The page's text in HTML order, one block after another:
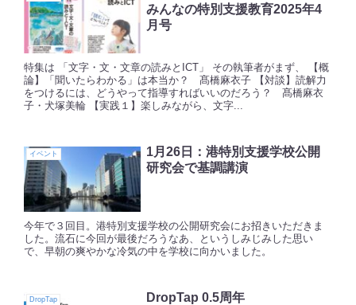
みんなの特別支援教育2025年4
月号
特集は 「文字・文・文章の読みとICT」 その執筆者がまず、 【概
論】「聞いたらわかる」は本当か？ 髙橋麻衣子 【対談】読解力
をつけるには、どうやって指導すればいいのだろう？ 髙橋麻衣
子・犬塚美輪 【実践１】楽しみながら、文字...
イベント
1月26日：港特別支援学校公開
研究会で基調講演
今年で３回目。港特別支援学校の公開研究会にお招きいただきま
した。流石に今回が最後だろうなあ、というしみじみした思い
で、早朝の爽やかな冷気の中を学校に向かいました。
DropTap DropTap 0.5周年